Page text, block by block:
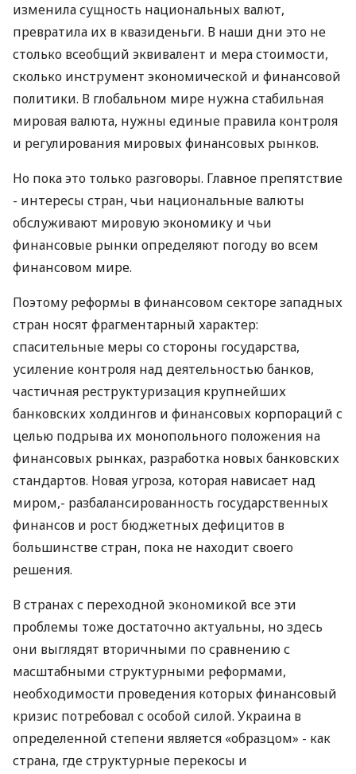
изменила сущность национальных валют,
превратила их в квазиденьги. В наши дни это не
столько всеобщий эквивалент и мера стоимости,
сколько инструмент экономической и финансовой
политики. В глобальном мире нужна стабильная
мировая валюта, нужны единые правила контроля
и регулирования мировых финансовых рынков.
Но пока это только разговоры. Главное препятствие
- интересы стран, чьи национальные валюты
обслуживают мировую экономику и чьи
финансовые рынки определяют погоду во всем
финансовом мире.
Поэтому реформы в финансовом секторе западных
стран носят фрагментарный характер:
спасительные меры со стороны государства,
усиление контроля над деятельностью банков,
частичная реструктуризация крупнейших
банковских холдингов и финансовых корпораций с
целью подрыва их монопольного положения на
финансовых рынках, разработка новых банковских
стандартов. Новая угроза, которая нависает над
миром,- разбалансированность государственных
финансов и рост бюджетных дефицитов в
большинстве стран, пока не находит своего
решения.
В странах с переходной экономикой все эти
проблемы тоже достаточно актуальны, но здесь
они выглядят вторичными по сравнению с
масштабными структурными реформами,
необходимости проведения которых финансовый
кризис потребовал с особой силой. Украина в
определенной степени является «образцом» - как
страна, где структурные перекосы и